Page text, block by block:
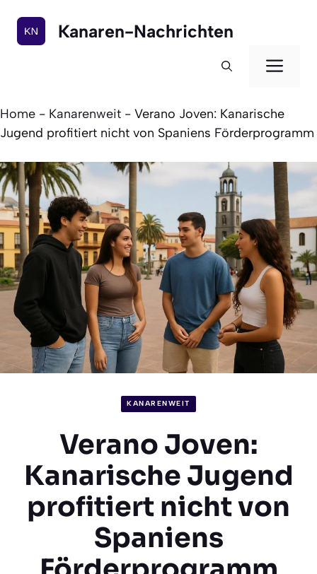
Inhalt
springen
Kanaren-Nachrichten
Home - Kanarenweit - Verano Joven: Kanarische
Jugend profitiert nicht von Spaniens Förderprogramm
KANARENWEIT
Verano Joven:
Kanarische Jugend
profitiert nicht von
Spaniens